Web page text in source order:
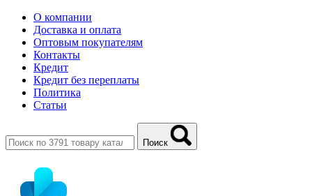
О компании
Доставка и оплата
Оптовым покупателям
Контакты
Кредит
Кредит без переплаты
Политика
Статьи
Поиск